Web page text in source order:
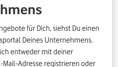
für Dich, siehst Du einen
Deines Unternehmens.
entweder mit deiner
Mail-Adresse registrieren oder